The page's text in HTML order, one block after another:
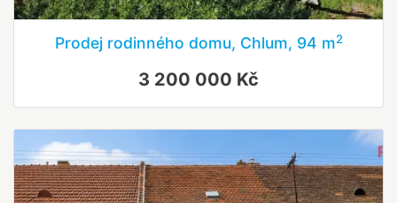
Prodej rodinného domu, Chlum, 94 m2
3 200 000 Kč